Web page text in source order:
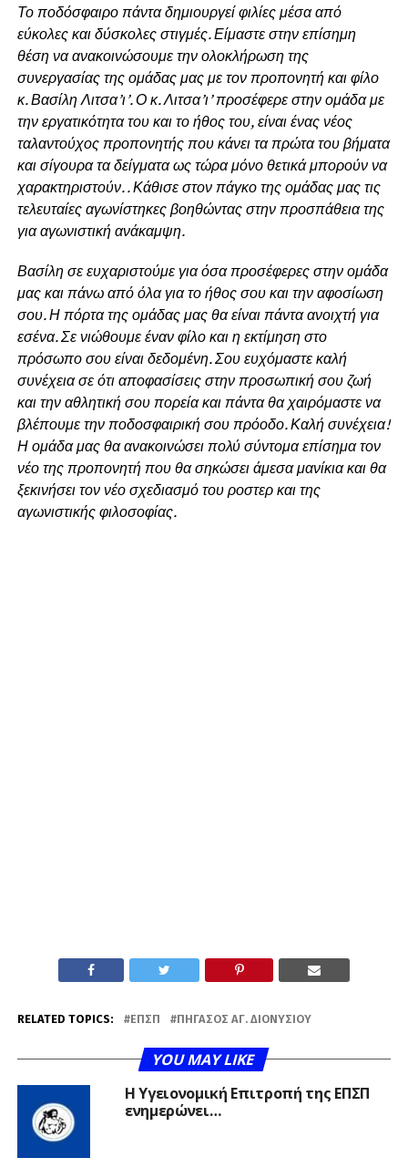
Το ποδόσφαιρο πάντα δημιουργεί φιλίες μέσα από
εύκολες και δύσκολες στιγμές. Είμαστε στην επίσημη
θέση να ανακοινώσουμε την ολοκλήρωση της
συνεργασίας της ομάδας μας με τον προπονητή και φίλο
κ. Βασίλη Λιτσα’ι’. Ο κ. Λιτσα’ι’ προσέφερε στην ομάδα με
την εργατικότητα του και το ήθος του, είναι ένας νέος
ταλαντούχος προπονητής που κάνει τα πρώτα του βήματα
και σίγουρα τα δείγματα ως τώρα μόνο θετικά μπορούν να
χαρακτηριστούν. . Κάθισε στον πάγκο της ομάδας μας τις
τελευταίες αγωνίστηκες βοηθώντας στην προσπάθεια της
για αγωνιστική ανάκαμψη.
Βασίλη σε ευχαριστούμε για όσα προσέφερες στην ομάδα
μας και πάνω από όλα για το ήθος σου και την αφοσίωση
σου. Η πόρτα της ομάδας μας θα είναι πάντα ανοιχτή για
εσένα. Σε νιώθουμε έναν φίλο και η εκτίμηση στο
πρόσωπο σου είναι δεδομένη. Σου ευχόμαστε καλή
συνέχεια σε ότι αποφασίσεις στην προσωπική σου ζωή
και την αθλητική σου πορεία και πάντα θα χαιρόμαστε να
βλέπουμε την ποδοσφαιρική σου πρόοδο. Καλή συνέχεια!
Η ομάδα μας θα ανακοινώσει πολύ σύντομα επίσημα τον
νέο της προπονητή που θα σηκώσει άμεσα μανίκια και θα
ξεκινήσει τον νέο σχεδιασμό του ροστερ και της
αγωνιστικής φιλοσοφίας.
RELATED TOPICS: ΕΠΣΠ ΠΉΓΑΣΟΣ ΑΓ. ΔΙΟΝΥΣΊΟΥ
YOU MAY LIKE
Η Υγειονομική Επιτροπή της ΕΠΣΠ
ενημερώνει…